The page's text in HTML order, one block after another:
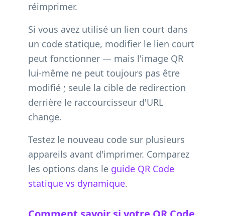
réimprimer.
Si vous avez utilisé un lien court dans
un code statique, modifier le lien court
peut fonctionner — mais l'image QR
lui-même ne peut toujours pas être
modifié ; seule la cible de redirection
derrière le raccourcisseur d'URL
change.
Testez le nouveau code sur plusieurs
appareils avant d'imprimer. Comparez
les options dans le guide QR Code
statique vs dynamique.